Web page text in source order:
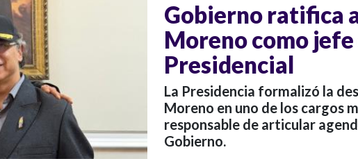
Gobierno ratifica
Moreno como jefe
Presidencial
La Presidencia formalizó la
Moreno en uno de los cargos
responsable de articular
Gobierno.